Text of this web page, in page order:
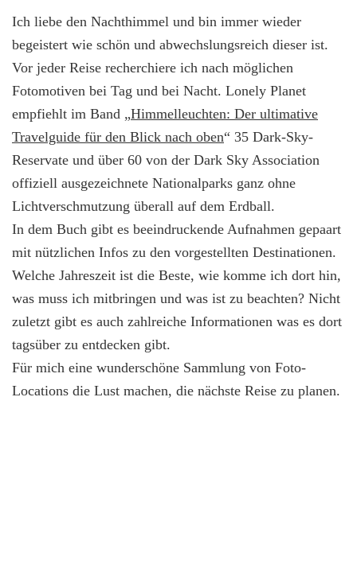
Ich liebe den Nachthimmel und bin immer wieder
begeistert wie schön und abwechslungsreich dieser ist.
Vor jeder Reise recherchiere ich nach möglichen
Fotomotiven bei Tag und bei Nacht. Lonely Planet
empfiehlt im Band „Himmelleuchten: Der ultimative
Travelguide für den Blick nach oben“ 35 Dark-Sky-
Reservate und über 60 von der Dark Sky Association
offiziell ausgezeichnete Nationalparks ganz ohne
Lichtverschmutzung überall auf dem Erdball.
In dem Buch gibt es beeindruckende Aufnahmen gepaart
mit nützlichen Infos zu den vorgestellten Destinationen.
Welche Jahreszeit ist die Beste, wie komme ich dort hin,
was muss ich mitbringen und was ist zu beachten? Nicht
zuletzt gibt es auch zahlreiche Informationen was es dort
tagsüber zu entdecken gibt.
Für mich eine wunderschöne Sammlung von Foto-
Locations die Lust machen, die nächste Reise zu planen.